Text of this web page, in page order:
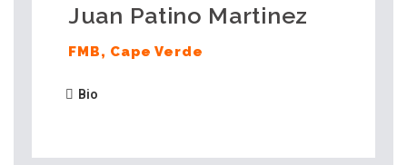
Juan Patino Martinez
FMB, Cape Verde
Bio